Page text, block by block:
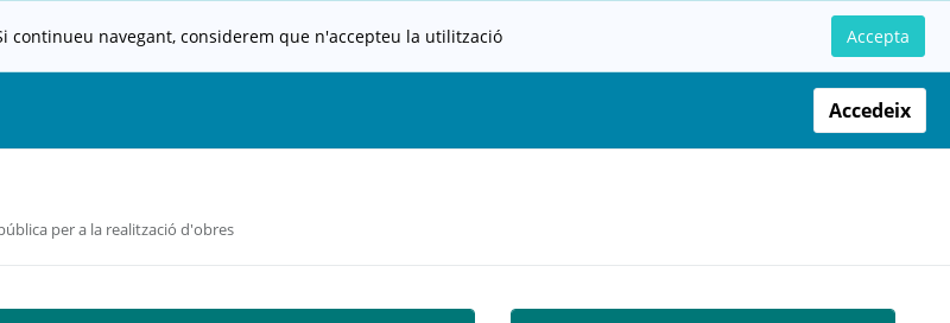
navegant, considerem que n'accepteu la utilització Accepta
Accedeix
per a la realització d'obres